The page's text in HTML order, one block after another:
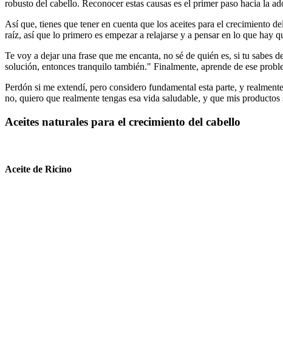
robusto del cabello. Reconocer estas causas es el primer paso hacia la
Así que, tienes que tener en cuenta que los aceites para el crecimiento
raíz, así que lo primero es empezar a relajarse y a pensar en lo que hay
Te voy a dejar una frase que me encanta, no sé de quién es, si tu
solución, entonces tranquilo también." Finalmente, aprende de ese
Perdón si me extendí, pero considero fundamental esta parte, y
no, quiero que realmente tengas esa vida saludable, y que mis
Aceites naturales para el crecimiento del cabello
Aceite de Ricino